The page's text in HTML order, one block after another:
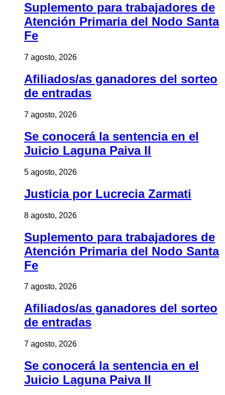
Suplemento para trabajadores de
Atención Primaria del Nodo Santa
Fe
7 agosto, 2026
Afiliados/as ganadores del sorteo
de entradas
7 agosto, 2026
Se conocerá la sentencia en el
Juicio Laguna Paiva II
5 agosto, 2026
Justicia por Lucrecia Zarmati
8 agosto, 2026
Suplemento para trabajadores de
Atención Primaria del Nodo Santa
Fe
7 agosto, 2026
Afiliados/as ganadores del sorteo
de entradas
7 agosto, 2026
Se conocerá la sentencia en el
Juicio Laguna Paiva II